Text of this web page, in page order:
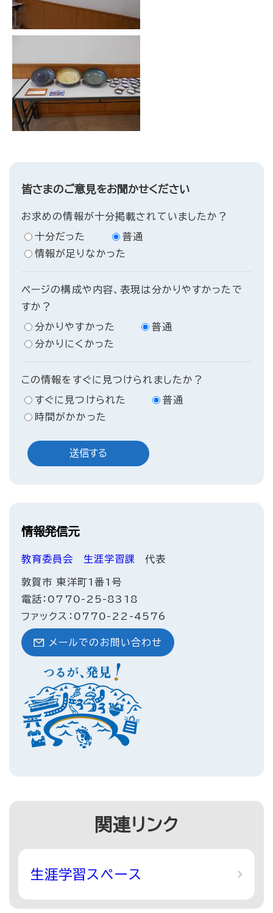
皆さまのご意見をお聞かせください
お求めの情報が十分掲載されていましたか？
十分だった
普通
情報が足りなかった
ページの構成や内容、表現は分かりやすかったで
すか？
分かりやすかった
普通
分かりにくかった
この情報をすぐに見つけられましたか？
すぐに見つけられた
普通
時間がかかった
情報発信元
教育委員会 生涯学習課 代表
敦賀市 東洋町1番1号
電話：0770-25-8318
ファックス：0770-22-4576
メールでのお問い合わせ
関連リンク
生涯学習スペース